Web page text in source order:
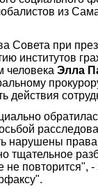
из
Совета при
институтов
человека Элла
действия
нарушены
тщательное
не повторится", -